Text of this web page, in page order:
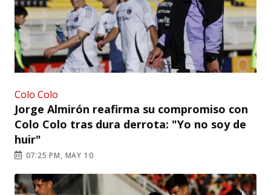
Colo Colo
Jorge Almirón reafirma su compromiso con
Colo Colo tras dura derrota: "Yo no soy de
huir"
07:25 PM, MAY 10